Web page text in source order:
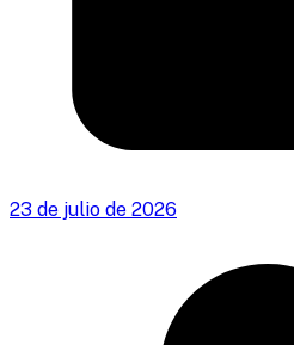
23 de julio de 2026